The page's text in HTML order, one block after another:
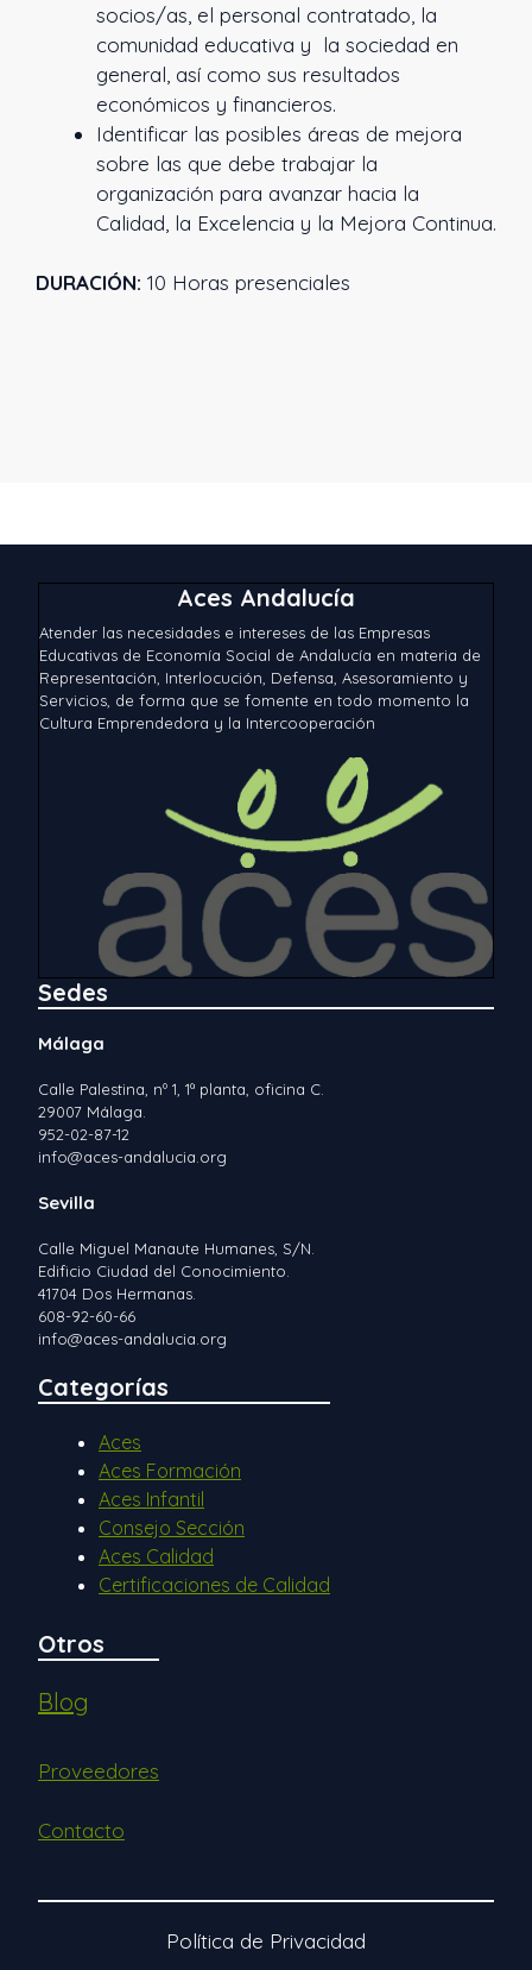
socios/as, el personal contratado, la
comunidad educativa y la sociedad en
general, así como sus resultados
económicos y financieros.
Identificar las posibles áreas de mejora
sobre las que debe trabajar la
organización para avanzar hacia la
Calidad, la Excelencia y la Mejora Continua.
DURACIÓN: 10 Horas presenciales
Aces Andalucía
Atender las necesidades e intereses de las Empresas
Educativas de Economía Social de Andalucía en materia de
Representación, Interlocución, Defensa, Asesoramiento y
Servicios, de forma que se fomente en todo momento la
Cultura Emprendedora y la Intercooperación
Sedes
Málaga
Calle Palestina, nº 1, 1ª planta, oficina C.
29007 Málaga.
952-02-87-12
info@aces-andalucia.org
Sevilla
Calle Miguel Manaute Humanes, S/N.
Edificio Ciudad del Conocimiento.
41704 Dos Hermanas.
608-92-60-66
info@aces-andalucia.org
Categorías
Aces
Aces Formación
Aces Infantil
Consejo Sección
Aces Calidad
Certificaciones de Calidad
Otros
Blog
Proveedores
Contacto
Política de Privacidad